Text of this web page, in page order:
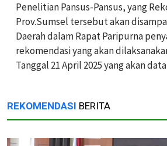
Penelitian Pansus-Pansus, yang
Prov.Sumsel tersebut akan
Daerah dalam Rapat Paripurna
rekomendasi yang akan
Tanggal 21 April 2025 yang akan
REKOMENDASI BERITA